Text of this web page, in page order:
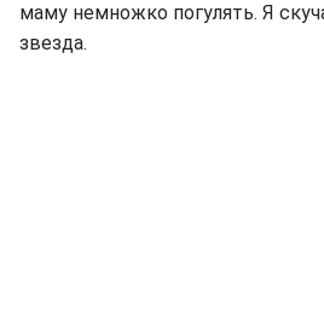
маму немножко погулять. Я
звезда.